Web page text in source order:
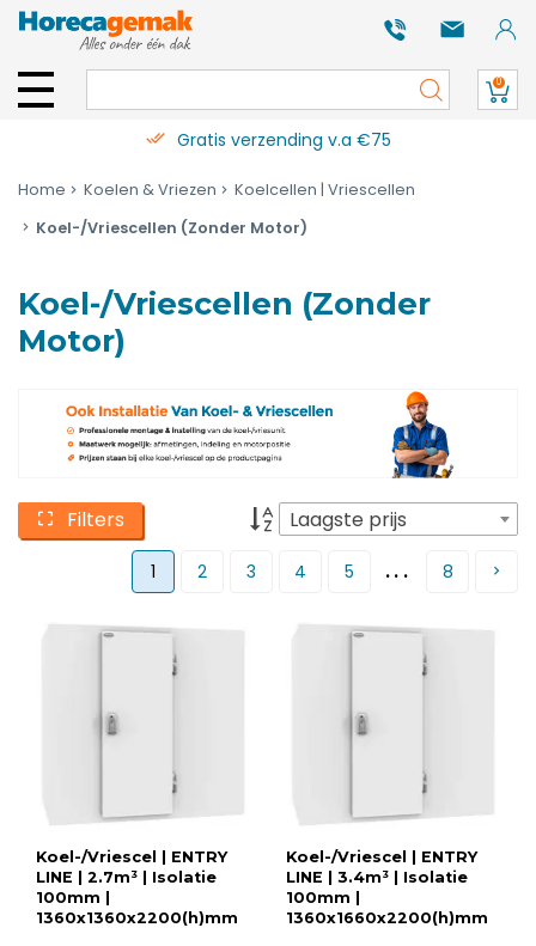
0
Gratis verzending v.a €75
Home Koelen & Vriezen
Koelcellen | Vriescellen
Koel-/Vriescellen (Zonder Motor)
Koel-/Vriescellen (Zonder
Motor)
Filters Laagste prijs
1 2 3 4 5 ... 8
Koel-/Vriescel | ENTRY
LINE | 2.7m³ | Isolatie
100mm |
1360x1360x2200(h)mm
Koel-/Vriescel | ENTRY
LINE | 3.4m³ | Isolatie
100mm |
1360x1660x2200(h)mm